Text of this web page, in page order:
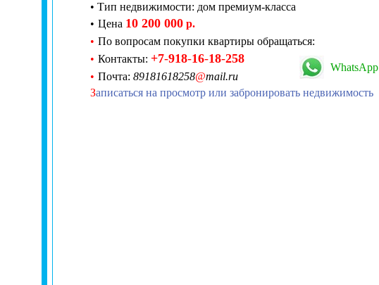
• Тип недвижимости: дом премиум-класса
• Цена 10 200 000 р.
• По вопросам покупки квартиры обращаться:
• Контакты: +7-918-16-18-258
WhatsApp
• Почта: 89181618258@mail.ru
Записаться на просмотр или забронировать недвижимость